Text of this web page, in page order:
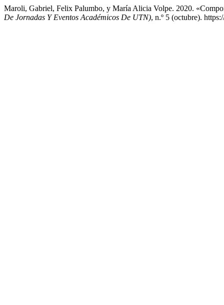
Maroli, Gabriel, Felix Palumbo, y María Alicia Volpe. 2020.
De Jornadas Y Eventos Académicos De UTN), n.º 5 (octubre).